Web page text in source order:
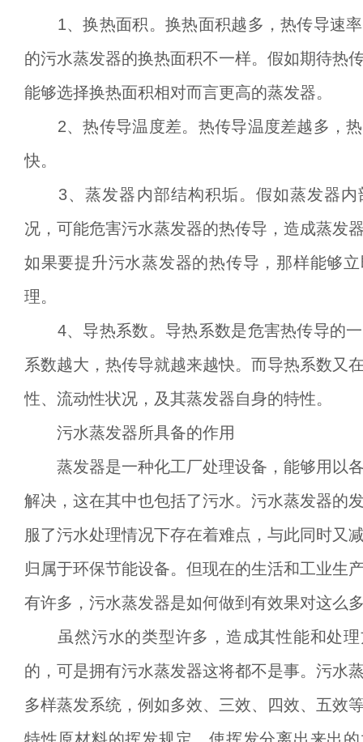
1、换热面积。换热面积越多，热传导速率
的污水蒸发器的换热面积不一样。假如期待热
能够选择换热面积相对而言更高的蒸发器。
2、热传导温度差。热传导温度差越多，热
快。
3、蒸发器内部结构积垢。假如蒸发器内
况，可能危害污水蒸发器的热传导，造成蒸发
如果要提升污水蒸发器的热传导，那样能够
理。
4、导热系数。导热系数是危害热传导的一
系数越大，热传导就越来越快。而导热系数又
性、流动性状况，及其蒸发器自身的特性。
污水蒸发器所具备的作用
蒸发器是一种化工厂处理设备，能够用以
解决，这在其中也包括了污水。污水蒸发器的
服了污水处理情况下存在着难点，与此同时又
归属于环保节能设备。但现在的生活和工业生
有许多，污水蒸发器是如何做到有效果对这么
虽然污水的类型许多，造成其性能和处理
的，可是拥有污水蒸发器这将都不是事。污水
多样蒸发系统，例如多效、三效、四效、五效